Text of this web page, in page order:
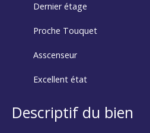
Dernier étage
Proche Touquet
Asscenseur
Excellent état
Descriptif du bien